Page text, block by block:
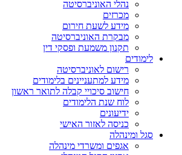
נהלי האוניברסיטה
מכרזים
מידע לשעת חירום
מבקרת האוניברסיטה
תקנון משמעת ופסקי דין
לימודים
רישום לאוניברסיטה
מידע למתעניינים בלימודים
חישוב סיכויי קבלה לתואר ראשון
לוח שנת הלימודים
ידיעונים
כניסה לאזור האישי
סגל ומינהלה
אגפים ומשרדי מינהלה